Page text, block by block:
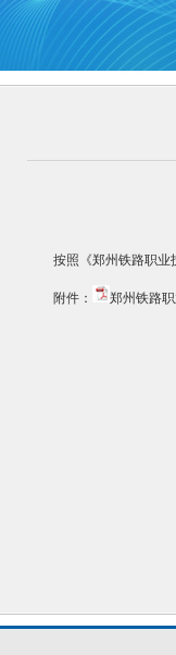
按照《郑州铁路职业
附件： 郑州铁路